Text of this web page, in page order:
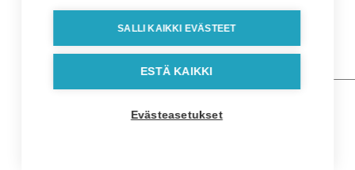
Osoitetiedot
Lähiosoite
Postinumero
SALLI KAIKKI EVÄSTEET
ESTÄ KAIKKI
Evästeasetukset